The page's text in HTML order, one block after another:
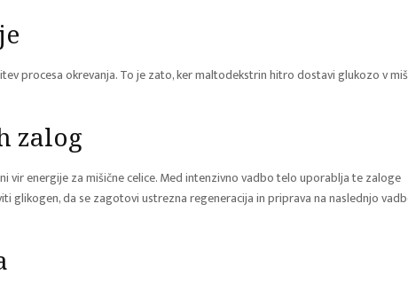
procesa okrevanja. To je zato, ker maltodekstrin hitro dostavi glukozo v
zalog
vir energije za mišične celice. Med intenzivno vadbo telo uporablja te zaloge
glikogen, da se zagotovi ustrezna regeneracija in priprava na naslednjo